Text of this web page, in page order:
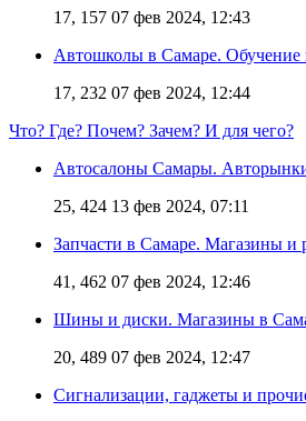
17, 157 07 фев 2024, 12:43
Автошколы в Самаре.
17, 232 07 фев 2024, 12:44
Что? Где? Почем? Зачем? И для чего?
Автосалоны Самары.
25, 424 13 фев 2024, 07:11
Запчасти в Самаре. Магазины и
41, 462 07 фев 2024, 12:46
Шины и диски. Магазины в
20, 489 07 фев 2024, 12:47
Сигнализации, гаджеты и